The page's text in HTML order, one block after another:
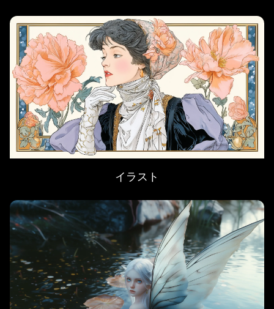
イラスト